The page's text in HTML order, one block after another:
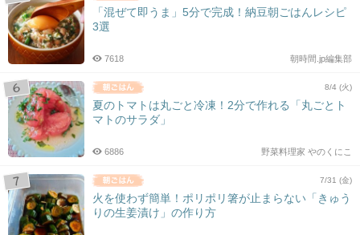
「混ぜて即うま」5分で完成！納豆朝ごはんレシピ
3選
朝時間.jp編集部
7618
8/4 (火)
夏のトマトは丸ごと冷凍！2分で作れる「丸ごとト
マトのサラダ」
野菜料理家 やのくにこ
6886
7/31 (金)
火を使わず簡単！ポリポリ箸が止まらない「きゅう
りの生姜漬け」の作り方